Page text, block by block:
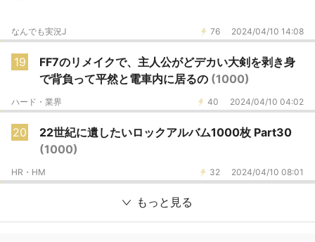
76 2024/04/10 14:08
なんでも実況J
19
FF7のリメイクで、主人公がどデカい大剣を剥き身
で背負って平然と電車内に居るの (1000)
40 2024/04/10 04:02
ハード・業界
20
22世紀に遺したいロックアルバム1000枚 Part30
(1000)
32 2024/04/10 08:01
HR・HM
もっと見る